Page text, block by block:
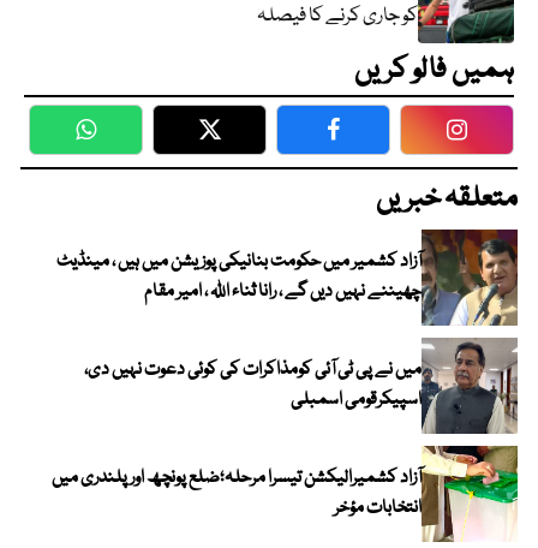
کو جاری کرنے کا فیصلہ
ہمیں فالو کریں
WhatsApp Twitter Facebook
متعلقہ خبریں
آزاد کشمیر میں حکومت بنانیکی پوزیشن میں ہیں ، مینڈیٹ
چھیننے نہیں دیں گے ، رانا ثناء اللہ ، امیر مقام
میں نے پی ٹی آئی کومذاکرات کی کوئی دعوت نہیں دی،
اسپیکرقومی اسمبلی
آزاد کشمیرالیکشن تیسرا مرحلہ؛ضلع پونچھ اور پلندری میں
انتخابات مؤخر